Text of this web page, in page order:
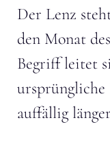
Der Lenz
den Monat
Begriff leitet
auffällig